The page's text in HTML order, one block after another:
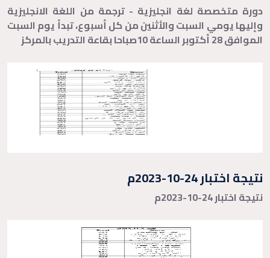
دورة متخصصة لغة انجليزية - ترجمة من اللغة الانجليزية
وإليها يومي السبت والأثنين من كل أسبوع، تبدأ يوم السبت
الموافق 28 أكتوبر الساعة 10صباحا بقاعة التدريب بالمركز
نتيجة اختبار 24-10-2023م
نتيجة اختبار 24-10-2023م